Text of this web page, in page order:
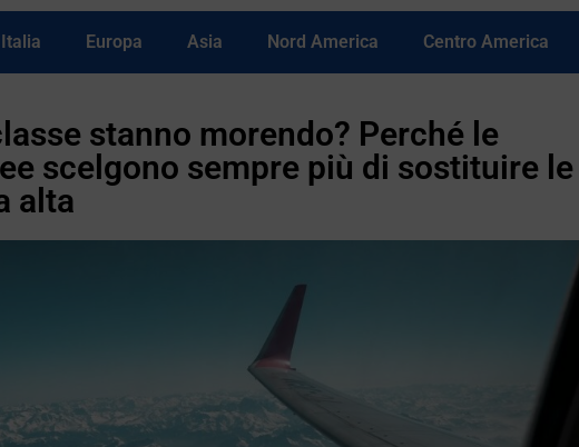
Italia Europa Asia Nord America Centro America
stanno morendo? Perché le
scelgono sempre più di sostituire le
alta